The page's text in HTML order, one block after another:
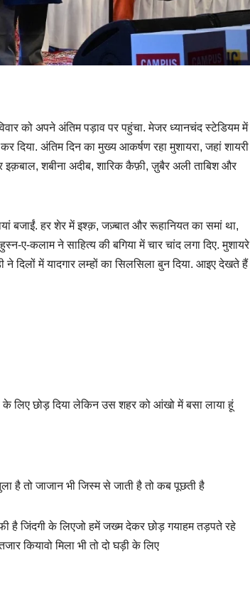
को अपने अंतिम पड़ाव पर पहुंचा. मेजर ध्यानचंद स्टेडियम में
अंतिम दिन का मुख्य आकर्षण रहा मुशायरा, जहां शायरी
शबीना अदीब, शारिक कैफ़ी, ज़ुबैर अली ताबिश और
बजाईं. हर शेर में इश्क़, जज़्बात और रूहानियत का समां था,
ए-कलाम ने साहित्य की बगिया में चार चांद लगा दिए. मुशायरे
दिलों में यादगार लम्हों का सिलसिला बुन दिया. आइए देखते हैं
के लिए छोड़ दिया लेकिन उस शहर को आंखो में बसा लाया हूं
है तो जाजान भी जिस्म से जाती है तो कब पूछती है
है जिंदगी के लिएजो हमें जख्म देकर छोड़ गयाहम तड़पते रहे
कियावो मिला भी तो दो घड़ी के लिए